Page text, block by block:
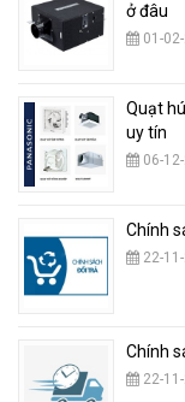
ở đâu
01-
Quạt
uy tín
06-
Chính
22-
Chính
22-